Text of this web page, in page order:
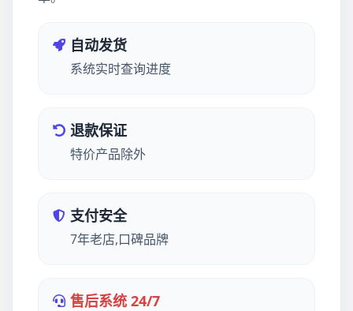
自动发货
系统实时查询进度
退款保证
特价产品除外
支付安全
7年老店,口碑品牌
售后系统 24/7